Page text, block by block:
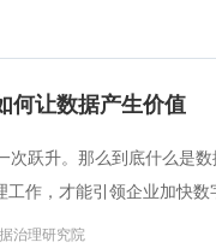
企业级实时大数据管理，支撑
场景应用于一体
共享性，提高企业运营效率
何让数据产生价值
次跃升。那么到底什么是
工作，才能引领企业加快数
治理研究院